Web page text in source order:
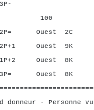
9K 100
Ouest
Ouest
Ouest
Ouest
donneur - Personne